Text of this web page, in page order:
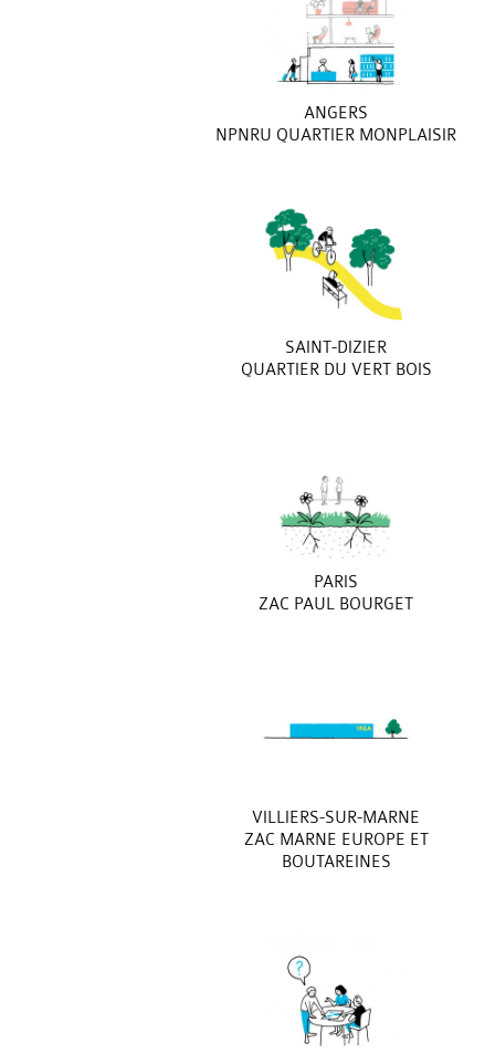
ANGERS
NPNRU QUARTIER MONPLAISIR
SAINT-DIZIER
QUARTIER DU VERT BOIS
PARIS
ZAC PAUL BOURGET
VILLIERS-SUR-MARNE
ZAC MARNE EUROPE ET
BOUTAREINES